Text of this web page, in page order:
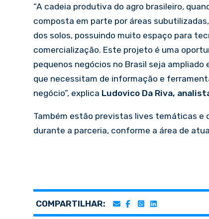
“A cadeia produtiva do agro brasileiro,
composta em parte por áreas
dos solos, possuindo muito espaço para
comercialização. Este projeto é uma
pequenos negócios no Brasil seja
que necessitam de informação e
negócio”, explica Ludovico Da Riva,
Também estão previstas lives temáticas e
durante a parceria, conforme a área de
COMPARTILHAR: